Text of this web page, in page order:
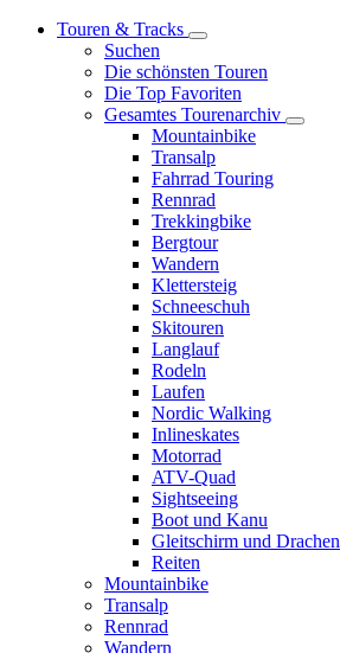
Touren & Tracks
Suchen
Die schönsten Touren
Die Top Favoriten
Gesamtes Tourenarchiv
Mountainbike
Transalp
Fahrrad Touring
Rennrad
Trekkingbike
Bergtour
Wandern
Klettersteig
Schneeschuh
Skitouren
Langlauf
Rodeln
Laufen
Nordic Walking
Inlineskates
Motorrad
ATV-Quad
Sightseeing
Boot und Kanu
Gleitschirm und Drachen
Reiten
Mountainbike
Transalp
Rennrad
Wandern